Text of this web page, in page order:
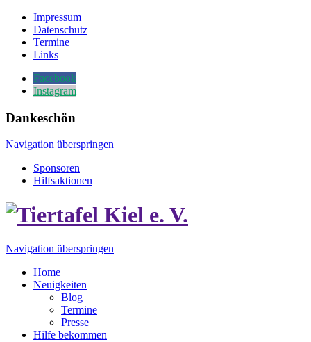
Impressum
Datenschutz
Termine
Links
Facebook
Instagram
Dankeschön
Navigation überspringen
Sponsoren
Hilfsaktionen
Navigation überspringen
Home
Neuigkeiten
Blog
Termine
Presse
Hilfe bekommen